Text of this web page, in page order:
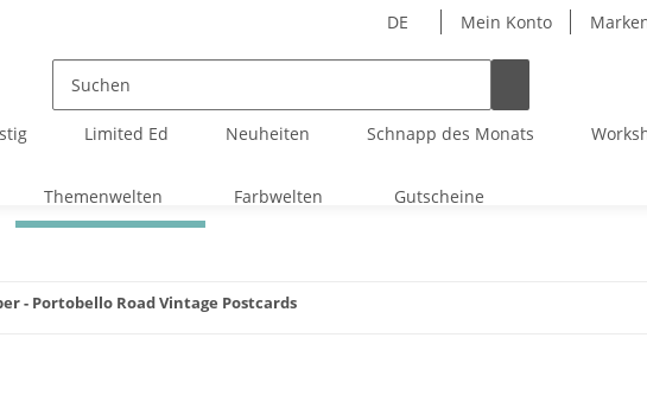
DE Mein Konto
Limited Ed Neuheiten Schnapp des Monats
Themenwelten Farbwelten Gutscheine
- Portobello Road Vintage Postcards